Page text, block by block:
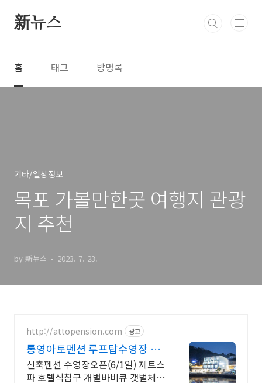
新뉴스
홈 태그 방명록
기타/일상정보
목포 가볼만한곳 여행지 관광
지 추천
by 新뉴스 2023. 7. 23.
http://attopension.com 광고
통영아토펜션 루프탑수영장 오
픈(6/1일)
신축펜션 수영장오픈(6/1일) 제트스
파 호텔식침구 개별바비큐 갯벌체험